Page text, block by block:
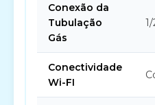
Conexão da
Tubulação
Gás
Conectividade
Wi-FI